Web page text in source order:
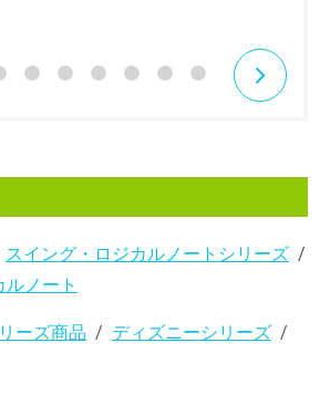
スイング・ロジカルノートシリーズ
ノート
ーズ商品
ディズニーシリーズ